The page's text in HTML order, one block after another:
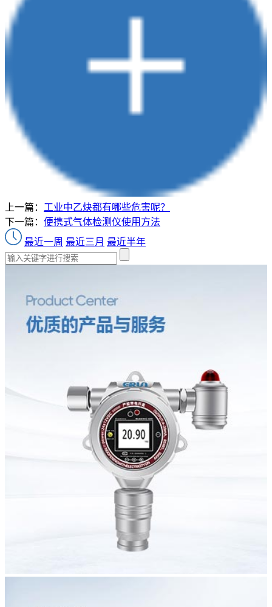
上一篇： 工业中乙炔都有哪些危害呢？
下一篇： 便携式气体检测仪使用方法
最近一周 最近三月 最近半年